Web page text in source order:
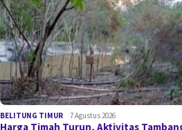
BELITUNG TIMUR 7 Agustus 2026
Harga Timah Turun, Aktivitas